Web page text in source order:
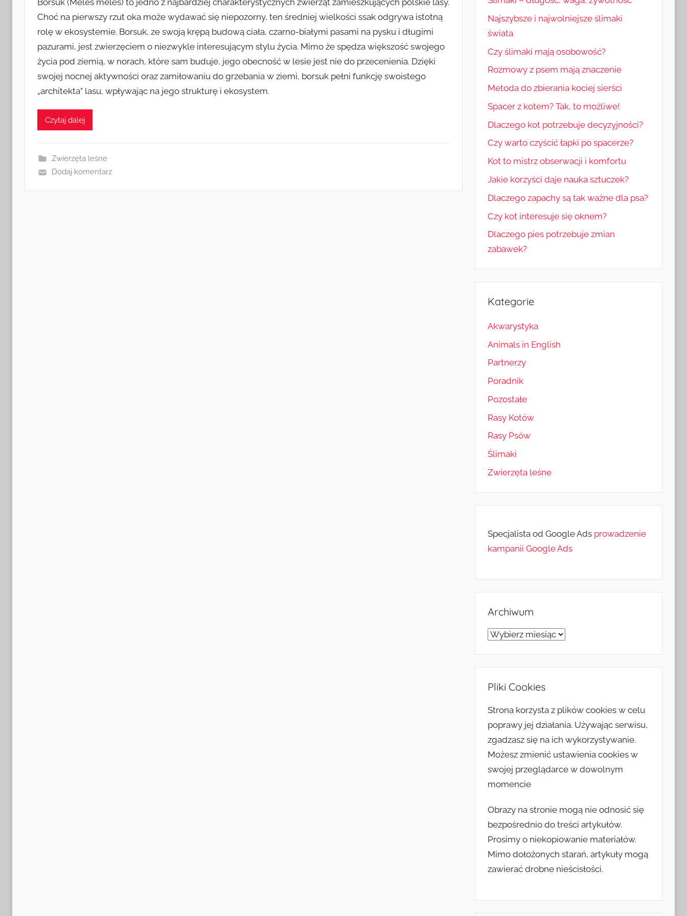
Borsuk (Meles meles) to jedno z najbardziej charakterystycznych zwierząt zamieszkujących polskie lasy.
Choć na pierwszy rzut oka może wydawać się niepozorny, ten średniej wielkości ssak odgrywa istotną
rolę w ekosystemie. Borsuk, ze swoją krępą budową ciała, czarno-białymi pasami na pysku i długimi
pazurami, jest zwierzęciem o niezwykle interesującym stylu życia. Mimo że spędza większość swojego
życia pod ziemią, w norach, które sam buduje, jego obecność w lesie jest nie do przecenienia. Dzięki
swojej nocnej aktywności oraz zamiłowaniu do grzebania w ziemi, borsuk pełni funkcję swoistego
„architekta” lasu, wpływając na jego strukturę i ekosystem.
Czytaj dalej
Zwierzęta leśne
Dodaj komentarz
Najszybsze i najwolniejsze ślimaki
świata
Czy ślimaki mają osobowość?
Rozmowy z psem mają znaczenie
Metoda do zbierania kociej sierści
Spacer z kotem? Tak, to możliwe!
Dlaczego kot potrzebuje decyzyjności?
Czy warto czyścić łapki po spacerze?
Kot to mistrz obserwacji i komfortu
Jakie korzyści daje nauka sztuczek?
Dlaczego zapachy są tak ważne dla psa?
Czy kot interesuje się oknem?
Dlaczego pies potrzebuje zmian
zabawek?
Kategorie
Akwarystyka
Animals in English
Partnerzy
Poradnik
Pozostałe
Rasy Kotów
Rasy Psów
Ślimaki
Zwierzęta leśne
Specjalista od Google Ads prowadzenie
kampanii Google Ads
Archiwum
Archiwum
Pliki Cookies
Strona korzysta z plików cookies w celu
poprawy jej działania. Używając serwisu,
zgadzasz się na ich wykorzystywanie.
Możesz zmienić ustawienia cookies w
swojej przeglądarce w dowolnym
momencie
Obrazy na stronie mogą nie odnosić się
bezpośrednio do treści artykułów.
Prosimy o niekopiowanie materiałów.
Mimo dołożonych starań, artykuły mogą
zawierać drobne nieścisłości.